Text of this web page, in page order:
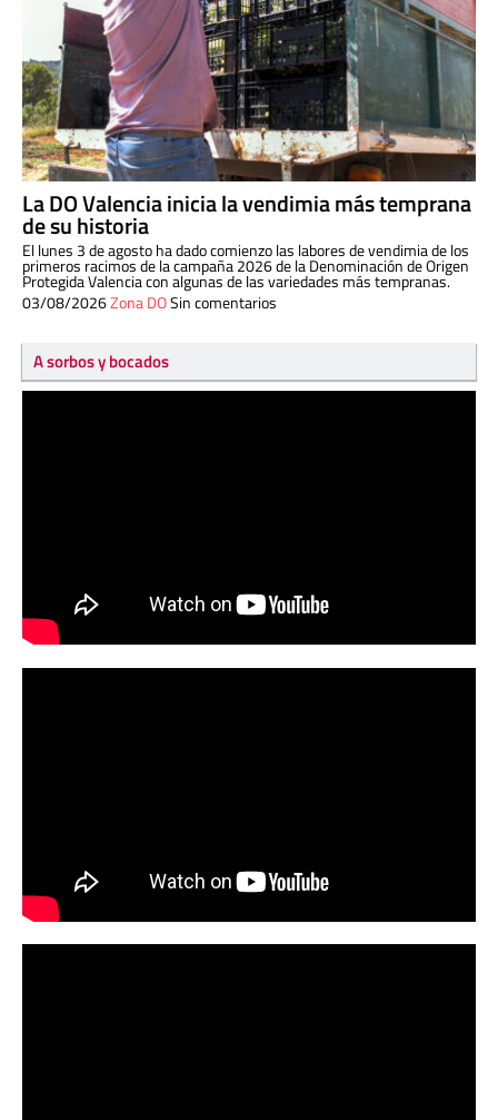
La DO Valencia inicia la vendimia más temprana
de su historia
El lunes 3 de agosto ha dado comienzo las labores de vendimia de los
primeros racimos de la campaña 2026 de la Denominación de Origen
Protegida Valencia con algunas de las variedades más tempranas.
03/08/2026Zona DOSin comentarios
A sorbos y bocados